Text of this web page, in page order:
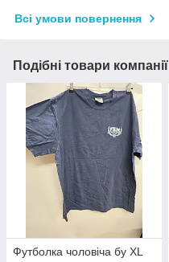
Всі умови повернення
Подібні товари компанії
Футболка чоловіча бу XL